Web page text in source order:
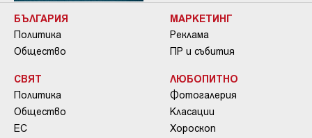
БЪЛГАРИЯ
Политика
Общество
СВЯТ
Политика
Общество
ЕС
МАРКЕТИНГ
Реклама
ПР и събития
ЛЮБОПИТНО
Фотогалерия
Класации
Хороскоп